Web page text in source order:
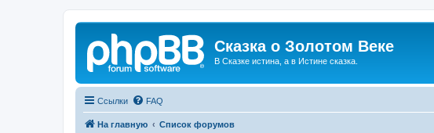
Сказка о Золотом Веке
В Сказке истина, а в Истине сказка.
Ссылки FAQ
На главную Список форумов